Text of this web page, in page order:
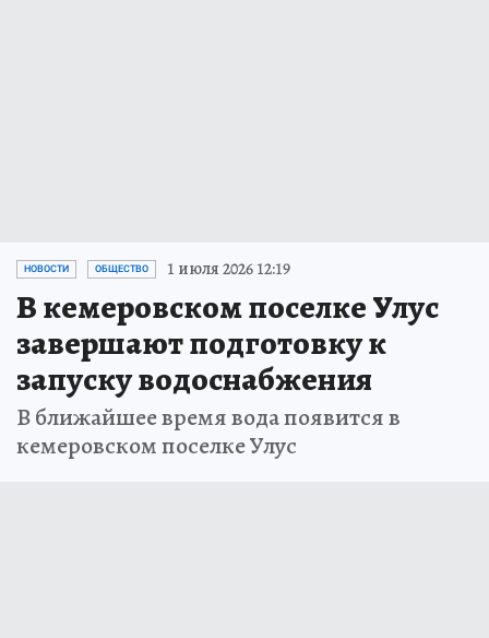
НОВОСТИ ОБЩЕСТВО 1 июля 2026 12:19
В кемеровском поселке Улус
завершают подготовку к
запуску водоснабжения
В ближайшее время вода появится в
кемеровском поселке Улус